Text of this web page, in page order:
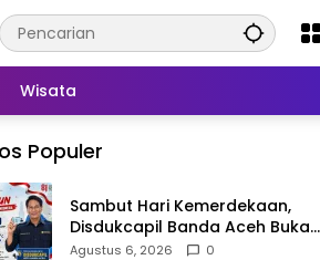
Wisata
Populer
Sambut Hari Kemerdekaan,
Disdukcapil Banda Aceh Buka
Layanan Ganti Foto KTP
Agustus 6, 2026 0